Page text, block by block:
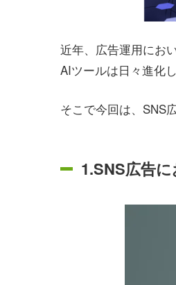
近年、広告運用にお
AIツールは日々進化
そこで今回は、SNS
1.SNS広告